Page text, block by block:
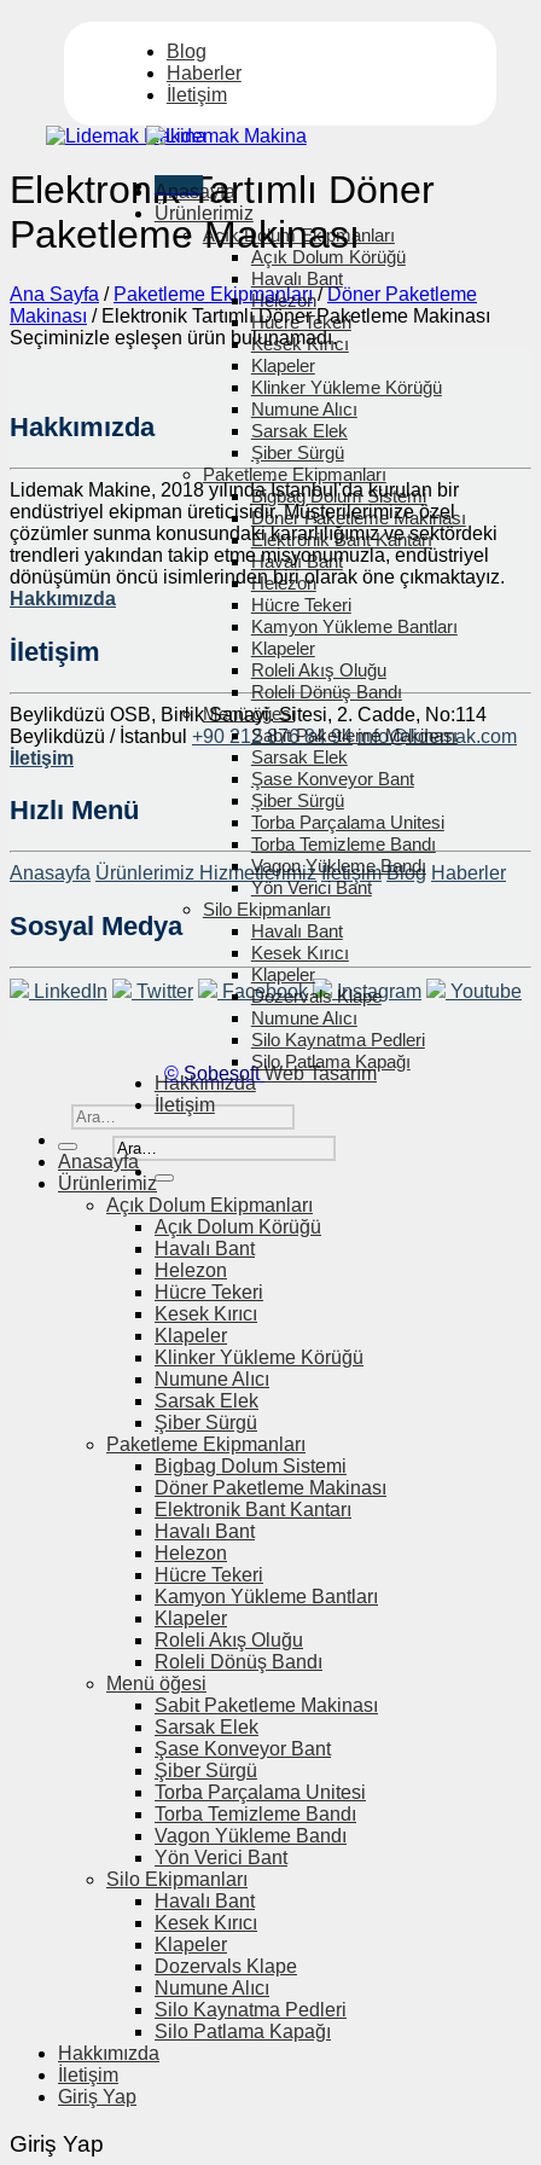
Blog
Haberler
İletişim
Menü
Anasayfa
Ürünlerimiz
Açık Dolum Ekipmanları
Açık Dolum Körüğü
Havalı Bant
Helezon
Hücre Tekeri
Kesek Kırıcı
Klapeler
Klinker Yükleme Körüğü
Numune Alıcı
Sarsak Elek
Şiber Sürgü
Paketleme Ekipmanları
Bigbag Dolum Sistemi
Döner Paketleme Makinası
Elektronik Bant Kantarı
Havalı Bant
Helezon
Hücre Tekeri
Kamyon Yükleme Bantları
Klapeler
Roleli Akış Oluğu
Roleli Dönüş Bandı
Menü öğesi
Sabit Paketleme Makinası
Sarsak Elek
Şase Konveyor Bant
Şiber Sürgü
Torba Parçalama Unitesi
Torba Temizleme Bandı
Vagon Yükleme Bandı
Yön Verici Bant
Silo Ekipmanları
Havalı Bant
Kesek Kırıcı
Klapeler
Dozervals Klape
Numune Alıcı
Silo Kaynatma Pedleri
Silo Patlama Kapağı
Hakkımızda
İletişim
Ara:
Elektronik Tartımlı Döner
Paketleme Makinası
Ana Sayfa / Paketleme Ekipmanları / Döner Paketleme
Makinası /Elektronik Tartımlı Döner Paketleme Makinası
Seçiminizle eşleşen ürün bulunamadı.
Hakkımızda
Lidemak Makine, 2018 yılında İstanbul'da kurulan bir
endüstriyel ekipman üreticisidir. Müşterilerimize özel
çözümler sunma konusundaki kararlılığımız ve sektördeki
trendleri yakından takip etme misyonumuzla, endüstriyel
dönüşümün öncü isimlerinden biri olarak öne çıkmaktayız.
Hakkımızda
İletişim
Beylikdüzü OSB, Birlik Sanayi. Sitesi, 2. Cadde, No:114
Beylikdüzü / İstanbul +90 212 876 84 94 info@lidemak.com
İletişim
Hızlı Menü
Anasayfa Ürünlerimiz Hizmetlerimiz İletişim Blog Haberler
Sosyal Medya
LinkedIn Twitter Facebook Instagram Youtube
©SobesoftWeb Tasarım
Ara:
Anasayfa
Ürünlerimiz
Açık Dolum Ekipmanları
Açık Dolum Körüğü
Havalı Bant
Helezon
Hücre Tekeri
Kesek Kırıcı
Klapeler
Klinker Yükleme Körüğü
Numune Alıcı
Sarsak Elek
Şiber Sürgü
Paketleme Ekipmanları
Bigbag Dolum Sistemi
Döner Paketleme Makinası
Elektronik Bant Kantarı
Havalı Bant
Helezon
Hücre Tekeri
Kamyon Yükleme Bantları
Klapeler
Roleli Akış Oluğu
Roleli Dönüş Bandı
Menü öğesi
Sabit Paketleme Makinası
Sarsak Elek
Şase Konveyor Bant
Şiber Sürgü
Torba Parçalama Unitesi
Torba Temizleme Bandı
Vagon Yükleme Bandı
Yön Verici Bant
Silo Ekipmanları
Havalı Bant
Kesek Kırıcı
Klapeler
Dozervals Klape
Numune Alıcı
Silo Kaynatma Pedleri
Silo Patlama Kapağı
Hakkımızda
İletişim
Giriş Yap
Giriş Yap